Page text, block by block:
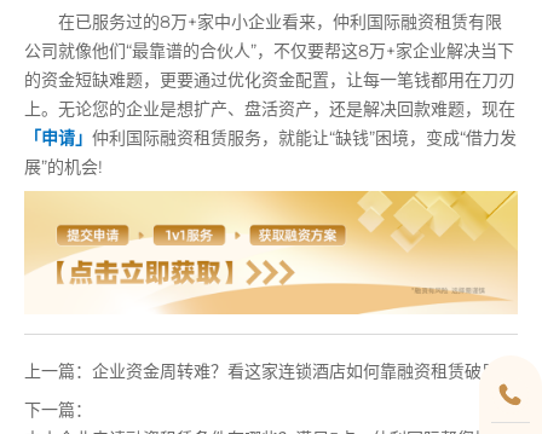
在已服务过的8万+家中小企业看来，仲利国际融资租赁有限
公司就像他们“最靠谱的合伙人”，不仅要帮这8万+家企业解决当下
的资金短缺难题，更要通过优化资金配置，让每一笔钱都用在刀刃
上。无论您的企业是想扩产、盘活资产，还是解决回款难题，现在
「申请」 仲利国际融资租赁服务，就能让“缺钱”困境，变成“借力发
展”的机会!
上一篇： 企业资金周转难？看这家连锁酒店如何靠融资租赁破局
下一篇：